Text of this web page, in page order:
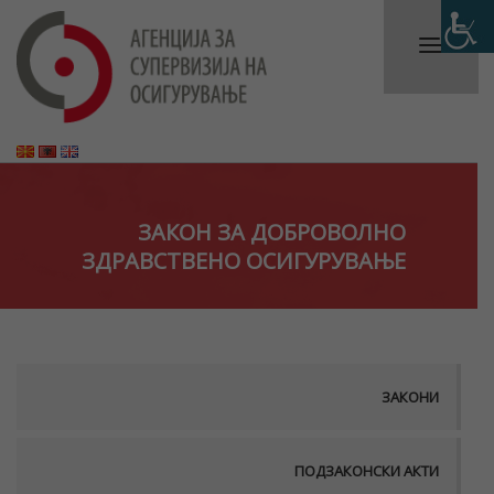
ЗАКОН ЗА ДОБРОВОЛНО
ЗДРАВСТВЕНО ОСИГУРУВАЊЕ
ЗАКОНИ
ПОДЗАКОНСКИ АКТИ